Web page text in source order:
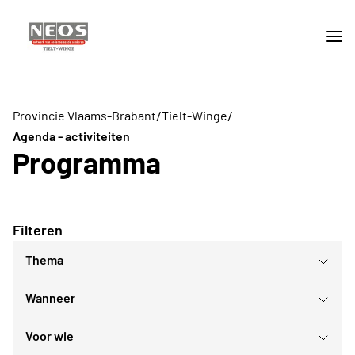
Provincie Vlaams-Brabant/Tielt-Winge/
Agenda - activiteiten
Programma
Filteren
Thema
Culturele evenementen
Gezellig samenzijn
Wanneer
Voor wie